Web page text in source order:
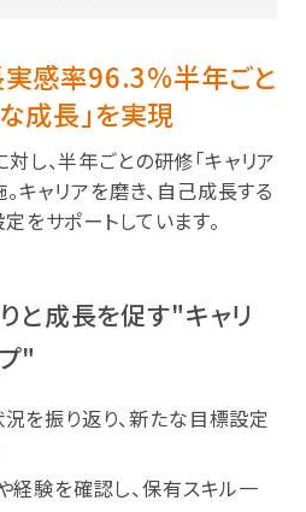
感率96.3%半年ごと
成長」を実現
し、半年ごとの研修「キャリア
キャリアを磨き、自己成長する
をサポートしています。
と成長を促す"キャリ
"
を振り返り、新たな目標設定
経験を確認し、保有スキル一